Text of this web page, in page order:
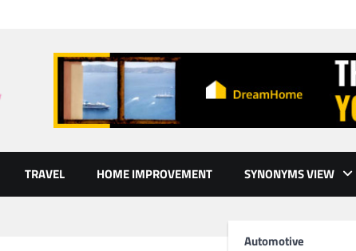
TRAVEL HOME IMPROVEMENT SYNONYMS VIEW
Automotive